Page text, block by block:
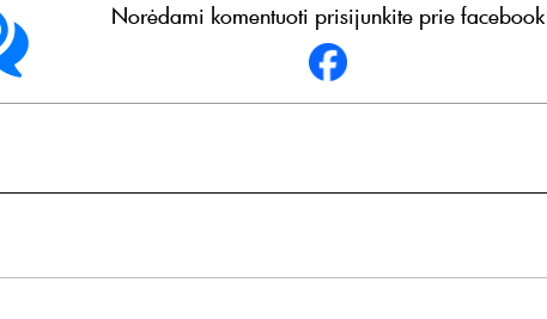
Norėdami komentuoti prisijunkite prie facebook